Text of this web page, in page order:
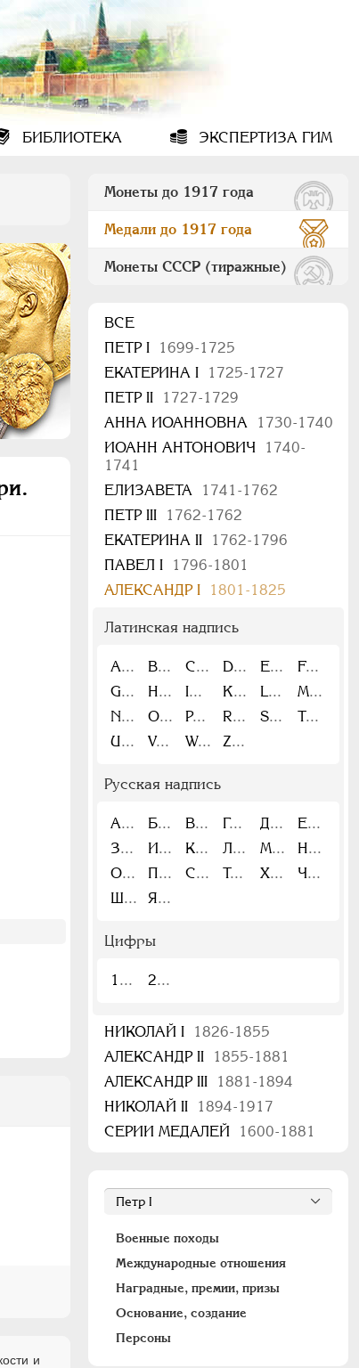
БИБЛИОТЕКА ЭКСПЕРТИЗА ГИМ
и
Монеты до 1917 года
Медали до 1917 года
Монеты СССР (тиражные)
ВСЕ
ПEТР I
1699-1725
ЕКАТЕРИНА I
1725-1727
ПЕТР II
1727-1729
АННА ИОАННОВНА
1730-1740
ИОАНН АНТОНОВИЧ
1740-
1741
ЕЛИЗАВЕТА
1741-1762
ПЕТР III
1762-1762
ЕКАТЕРИНА II
1762-1796
ПАВЕЛ I
1796-1801
АЛЕКСАНДР I
1801-1825
Латинская надпись
A B C D E
F
G
H I K L
M
N
O P R S
T
U
V W Z
Русская надпись
А Б В Г Д
Е
З
И К Л М
Н
О
П С Т Х
Ч
Ш
Я
Цифры
1 2
НИКОЛАЙ I
1826-1855
АЛЕКСАНДР II
1855-1881
АЛЕКСАНДР III
1881-1894
НИКОЛАЙ II
1894-1917
СЕРИИ МЕДАЛЕЙ
1600-1881
Военные походы
Международные отношения
Наградные, премии, призы
Основание, создание
Персоны